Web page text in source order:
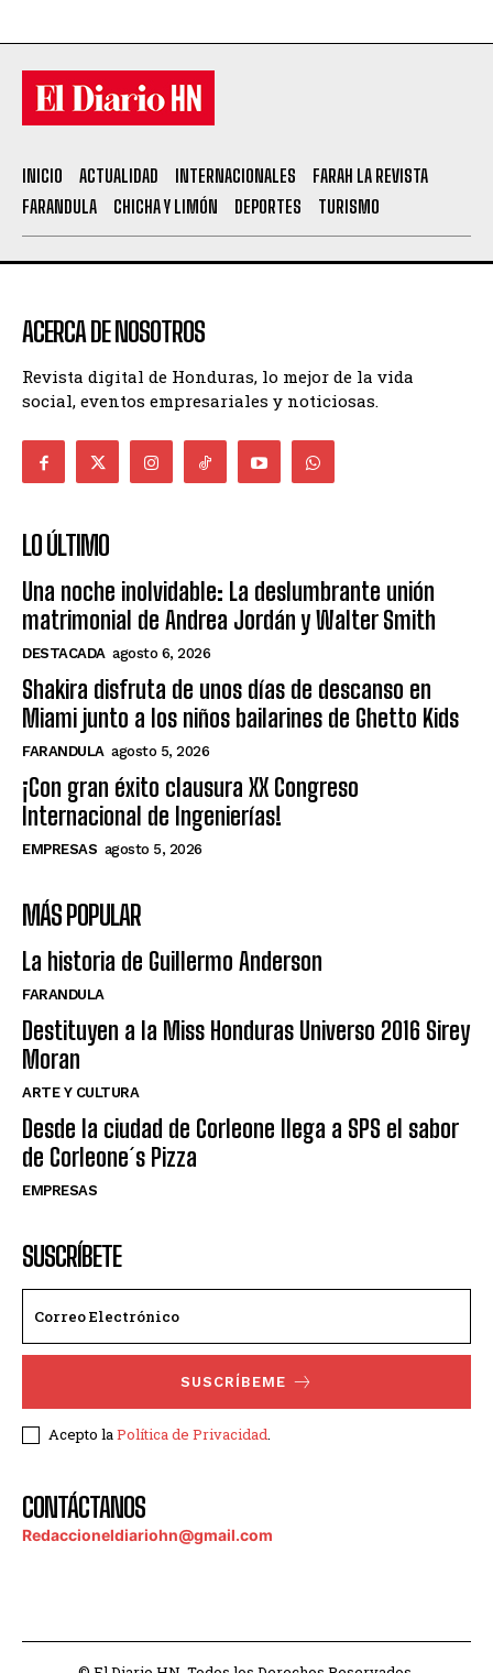
INICIO ACTUALIDAD INTERNACIONALES
FARAH LA REVISTA
FARANDULA
CHICHA Y LIMÓN DEPORTES TURISMO
ACERCA DE NOSOTROS
Revista digital de Honduras, lo mejor de la vida
social, eventos empresariales y noticiosas.
LO ÚLTIMO
Una noche inolvidable: La deslumbrante unión
matrimonial de Andrea Jordán y Walter Smith
DESTACADA agosto 6, 2026
Shakira disfruta de unos días de descanso en
Miami junto a los niños bailarines de Ghetto Kids
FARANDULA agosto 5, 2026
¡Con gran éxito clausura XX Congreso
Internacional de Ingenierías!
EMPRESAS agosto 5, 2026
MÁS POPULAR
La historia de Guillermo Anderson
FARANDULA
Destituyen a la Miss Honduras Universo 2016 Sirey
Moran
ARTE Y CULTURA
Desde la ciudad de Corleone llega a SPS el sabor
de Corleone´s Pizza
EMPRESAS
SUSCRÍBETE
SUSCRÍBEME
Acepto laPolítica de Privacidad.
CONTÁCTANOS
Redaccioneldiariohn@gmail.com